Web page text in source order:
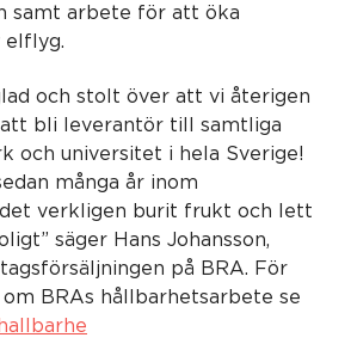
samt arbete för att öka
elflyg.
och stolt över att vi återigen
bli leverantör till samtliga
och universitet i hela Sverige!
många år inom
verkligen burit frukt och lett
säger Hans Johansson,
på BRA. För
BRAs hållbarhetsarbete se